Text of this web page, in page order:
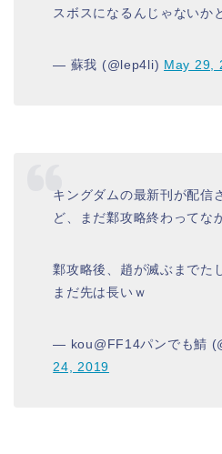
スボスになるんじゃないか
— 蘇我 (@lep4li) May 29,
キングダムの最新刊が配信
ど、まだ鄴攻略終わってな
鄴攻略後、趙が滅ぶまでた
まだ先は長いｗ
— kou@FF14パンでも鯖
24, 2019